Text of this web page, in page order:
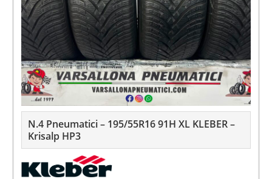
N.4 Pneumatici – 195/55R16 91H XL KLEBER –
Krisalp HP3